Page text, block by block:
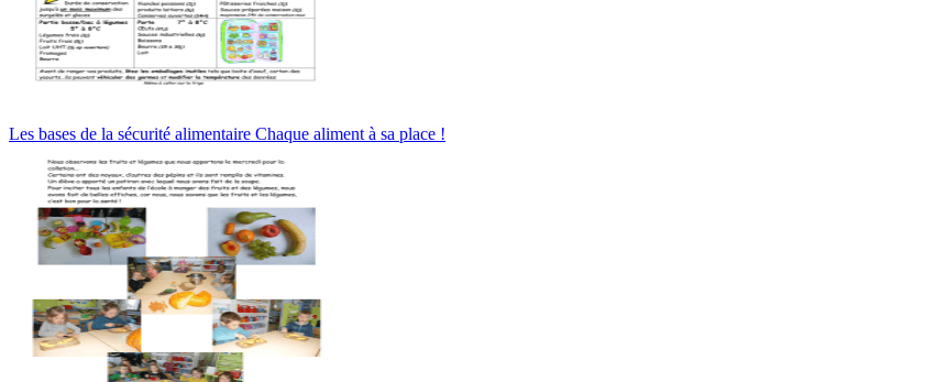
Les bases de la sécurité alimentaire Chaque aliment à sa place !